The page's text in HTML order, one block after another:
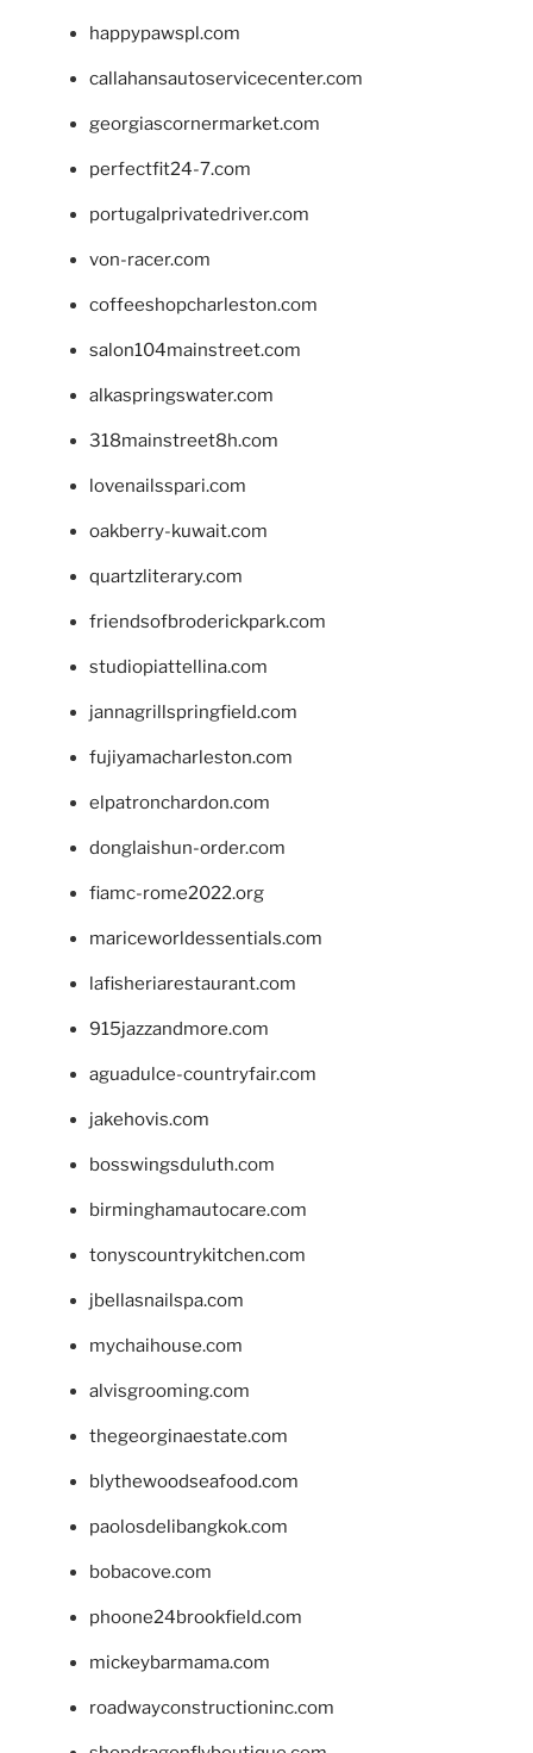
happypawspl.com
callahansautoservicecenter.com
georgiascornermarket.com
perfectfit24-7.com
portugalprivatedriver.com
von-racer.com
coffeeshopcharleston.com
salon104mainstreet.com
alkaspringswater.com
318mainstreet8h.com
lovenailsspari.com
oakberry-kuwait.com
quartzliterary.com
friendsofbroderickpark.com
studiopiattellina.com
jannagrillspringfield.com
fujiyamacharleston.com
elpatronchardon.com
donglaishun-order.com
fiamc-rome2022.org
mariceworldessentials.com
lafisheriarestaurant.com
915jazzandmore.com
aguadulce-countryfair.com
jakehovis.com
bosswingsduluth.com
birminghamautocare.com
tonyscountrykitchen.com
jbellasnailspa.com
mychaihouse.com
alvisgrooming.com
thegeorginaestate.com
blythewoodseafood.com
paolosdelibangkok.com
bobacove.com
phoone24brookfield.com
mickeybarmama.com
roadwayconstructioninc.com